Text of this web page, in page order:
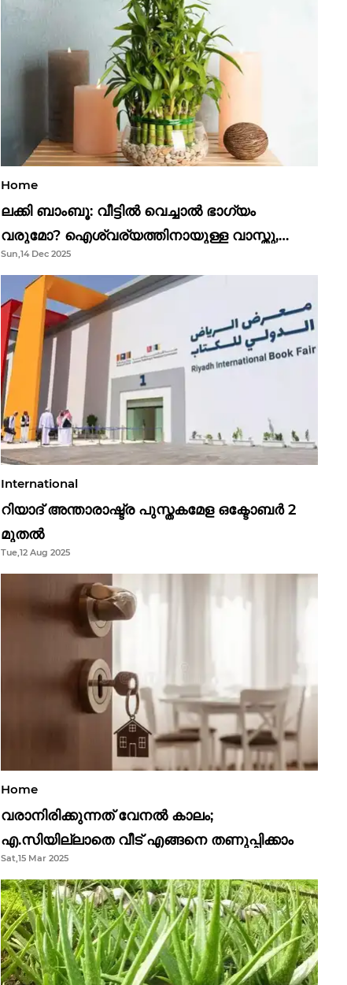
Home
ലക്കി ബാംബൂ: വീട്ടിൽ വെച്ചാൽ ഭാഗ്യം
വരുമോ? ഐശ്വര്യത്തിനായുള്ള വാസ്തു,
ഫെങ് ഷൂയി വിശ്വാസങ്ങൾ
Sun,14 Dec 2025
International
റിയാദ് അന്താരാഷ്ട്ര പുസ്തകമേള ഒക്ടോബർ 2
മുതൽ
Tue,12 Aug 2025
Home
വരാനിരിക്കുന്നത് വേനൽ കാലം;
എ.സിയില്ലാതെ വീട് എങ്ങനെ തണുപ്പിക്കാം
Sat,15 Mar 2025